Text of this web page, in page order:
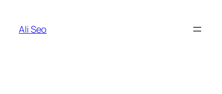
content
Ali Seo